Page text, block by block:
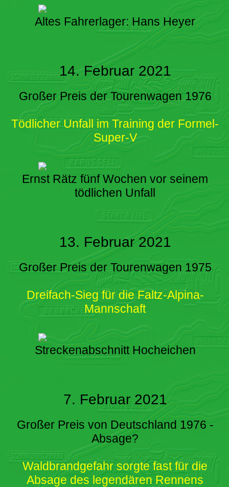
Altes Fahrerlager: Hans Heyer
14. Februar 2021
Großer Preis der Tourenwagen 1976
Tödlicher Unfall im Training der Formel-
Super-V
Ernst Rätz fünf Wochen vor seinem
tödlichen Unfall
13. Februar 2021
Großer Preis der Tourenwagen 1975
Dreifach-Sieg für die Faltz-Alpina-
Mannschaft
Streckenabschnitt Hocheichen
7. Februar 2021
Großer Preis von Deutschland 1976 -
Absage?
Waldbrandgefahr sorgte fast für die
Absage des legendären Rennens